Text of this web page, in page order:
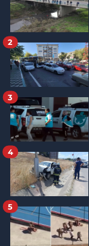
2
3
4
5